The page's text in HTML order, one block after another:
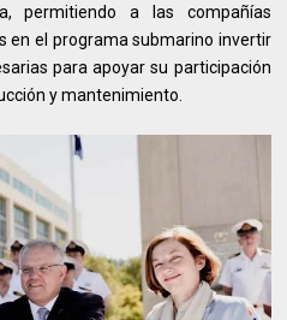
permitiendo a las compañías
en el programa submarino invertir
para apoyar su participación
y mantenimiento.